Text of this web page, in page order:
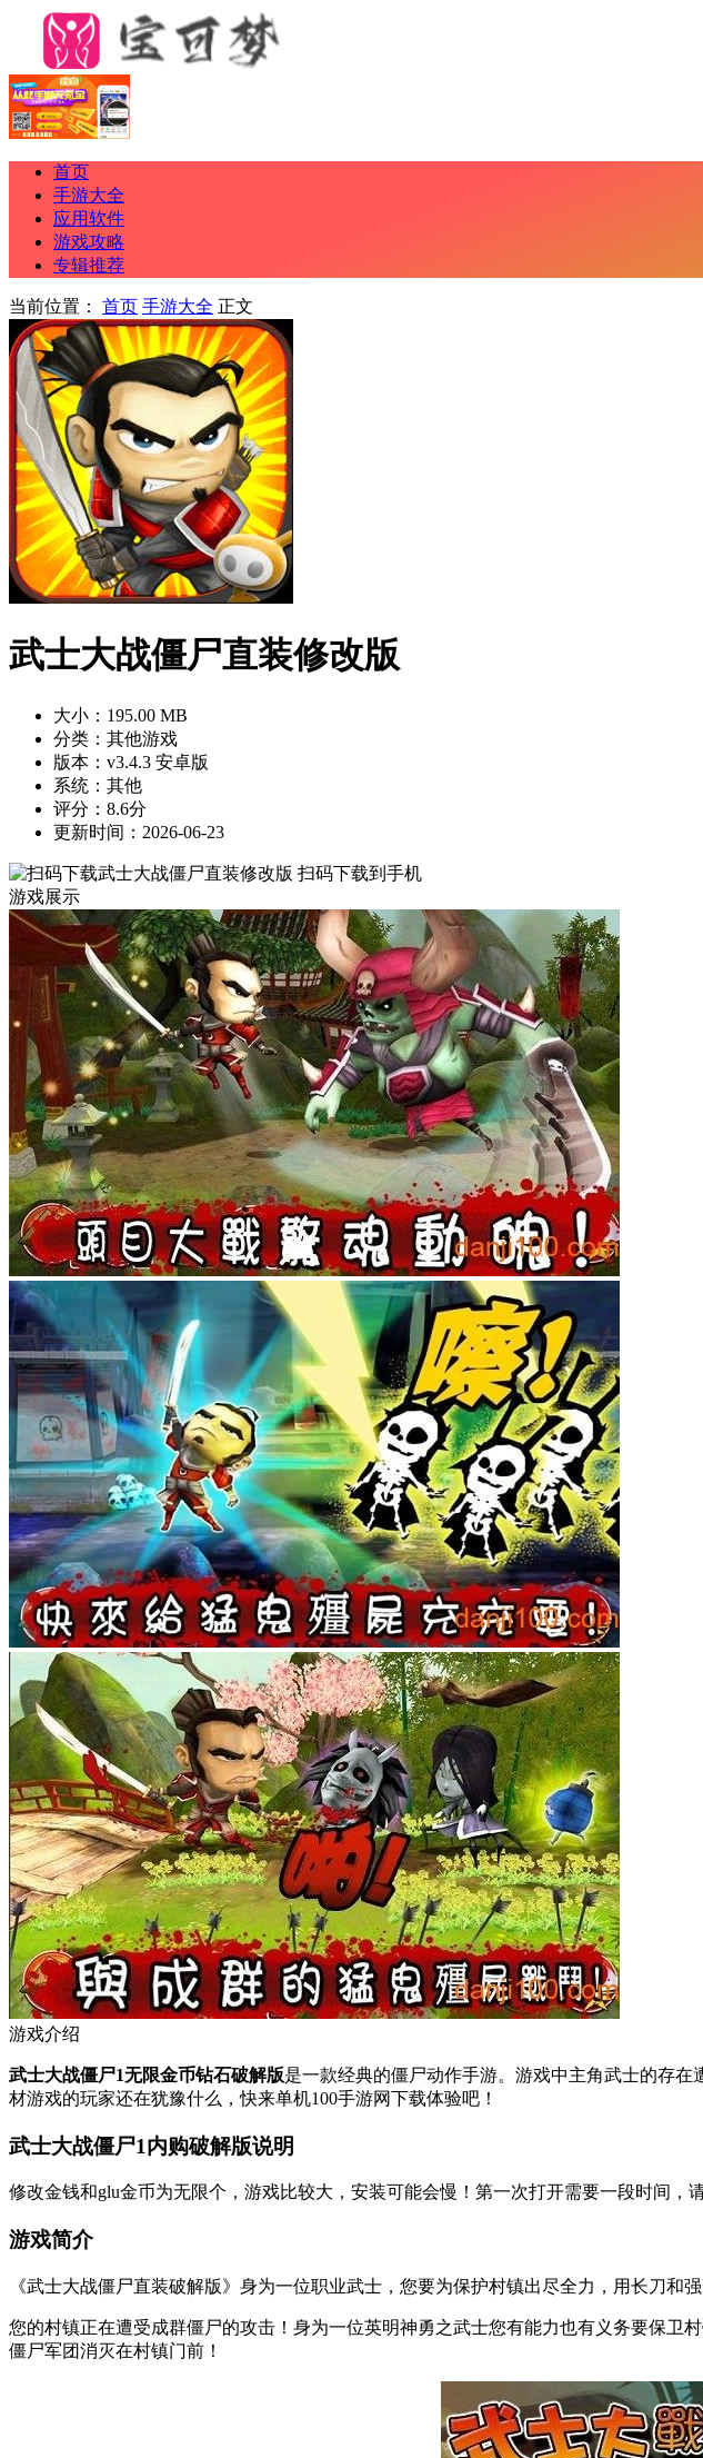
首页
手游大全
应用软件
游戏攻略
专辑推荐
当前位置： 首页 手游大全 正文
武士大战僵尸直装修改版
大小：195.00 MB
分类：其他游戏
版本：v3.4.3 安卓版
系统：其他
评分：8.6分
更新时间：2026-06-23
扫码下载到手机
游戏展示
游戏介绍
武士大战僵尸1无限金币钻石破解版是一款经典的僵尸动作手游。游戏中主角武士的存
材游戏的玩家还在犹豫什么，快来单机100手游网下载体验吧！
武士大战僵尸1内购破解版说明
修改金钱和glu金币为无限个，游戏比较大，安装可能会慢！第一次打开需要一段时间，请
游戏简介
《武士大战僵尸直装破解版》身为一位职业武士，您要为保护村镇出尽全力，用长刀和
您的村镇正在遭受成群僵尸的攻击！身为一位英明神勇之武士您有能力也有义务要保
僵尸军团消灭在村镇门前！